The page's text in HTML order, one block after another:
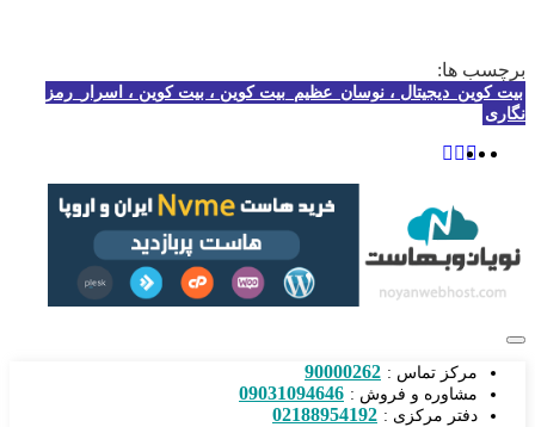
برچسب ها:
بیت کوین_دیجیتال ، نوسان_عظیم_بیت کوین ، بیت کوین ، اسرار_رمز
نگاری
مرکز تماس : 90000262
مشاوره و فروش : 09031094646
دفتر مرکزی : 02188954192